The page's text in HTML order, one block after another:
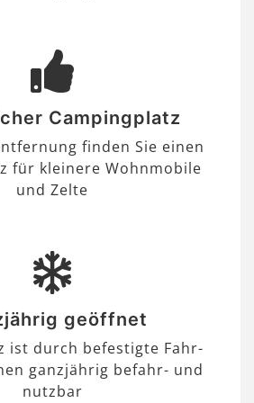
Campingplatz
finden Sie einen
für kleinere Wohnmobile
und Zelte
geöffnet
ist durch befestigte Fahr-
ganzjährig befahr- und
nutzbar